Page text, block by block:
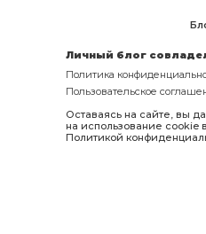
Политика
Пользовательское
Личный блог
Оставаясь на сайте, вы
на использование cookie
Политикой